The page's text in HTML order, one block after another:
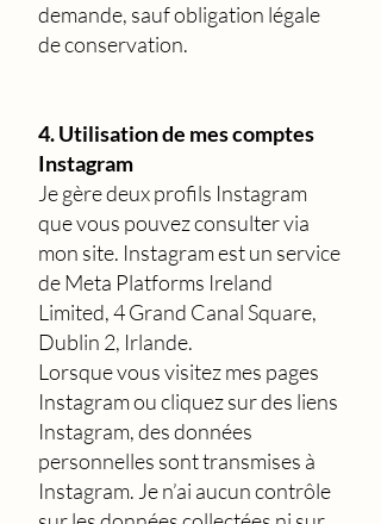
demande, sauf obligation légale
de conservation.
4. Utilisation de mes comptes
Instagram
Je gère deux profils Instagram
que vous pouvez consulter via
mon site. Instagram est un service
de Meta Platforms Ireland
Limited, 4 Grand Canal Square,
Dublin 2, Irlande.
Lorsque vous visitez mes pages
Instagram ou cliquez sur des liens
Instagram, des données
personnelles sont transmises à
Instagram. Je n’ai aucun contrôle